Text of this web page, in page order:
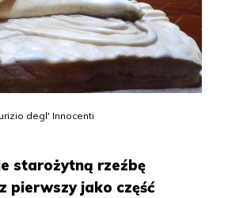
degl' Innocenti
starożytną rzeźbę
pierwszy jako część